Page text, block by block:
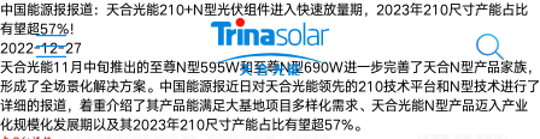
中国能源报报道：天合光能210+N型光伏组件进入快速放量期，2023年210尺寸产能占比
有望超57%！
2022-12-27
天合光能11月中旬推出的至尊N型595W和至尊N型690W进一步完善了天合N型产品家族，
形成了全场景化解决方案。中国能源报近日对天合光能领先的210技术平台和N型技术进行了
详细的报道，着重介绍了其产品能满足大基地项目多样化需求、天合光能N型产品迈入产业
化规模化发展期以及其2023年210尺寸产能占比有望超57%。